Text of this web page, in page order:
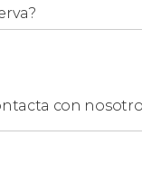
patio de los
se
con